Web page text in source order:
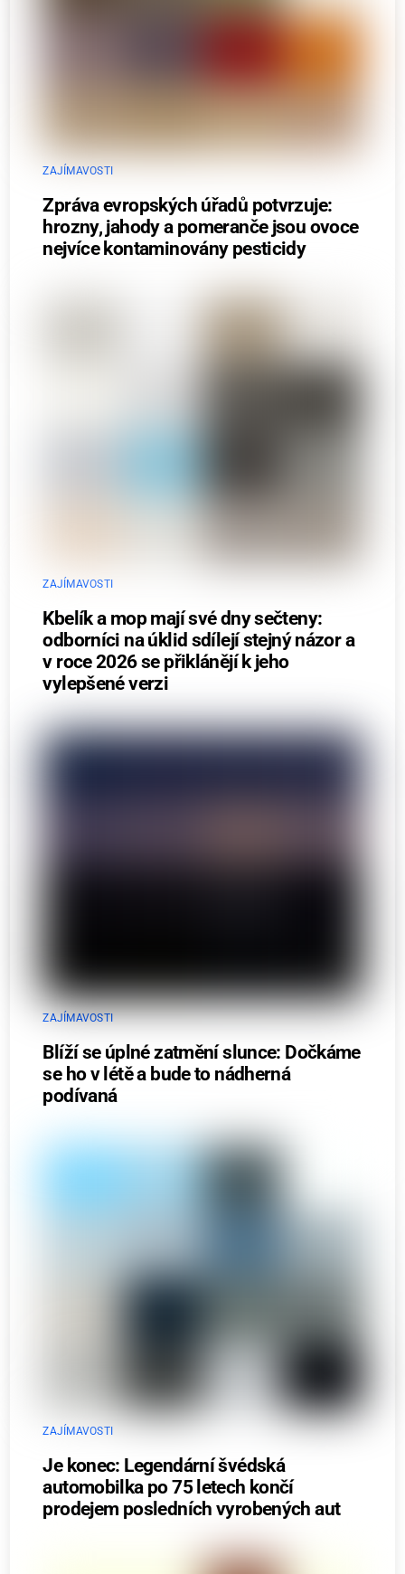
ZAJÍMAVOSTI
Zpráva evropských úřadů potvrzuje:
hrozny, jahody a pomeranče jsou ovoce
nejvíce kontaminovány pesticidy
ZAJÍMAVOSTI
Kbelík a mop mají své dny sečteny:
odborníci na úklid sdílejí stejný názor a
v roce 2026 se přiklánějí k jeho
vylepšené verzi
ZAJÍMAVOSTI
Blíží se úplné zatmění slunce: Dočkáme
se ho v létě a bude to nádherná
podívaná
ZAJÍMAVOSTI
Je konec: Legendární švédská
automobilka po 75 letech končí
prodejem posledních vyrobených aut